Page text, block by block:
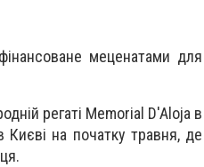
меценатами для
регаті Memorial D'Aloja в
Києві на початку травня, де